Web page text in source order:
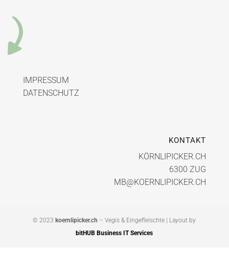
IMPRESSUM
DATENSCHUTZ
KONTAKT
KÖRNLIPICKER.CH
6300 ZUG
MB@KOERNLIPICKER.CH
© 2023 koernlipicker.ch – Vegis & Eingefleischte | Layout by
bitHUB Business IT Services